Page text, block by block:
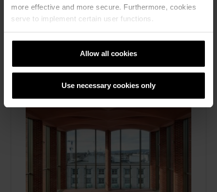
more effective and more secure. Furthermore, cookies
serve to implement certain user functions.
Allow all cookies
Use necessary cookies only
Referanser, Marktegl